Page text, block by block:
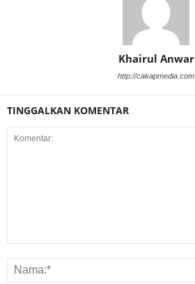
Khairul Anwar
http://cakapmedia.com
TINGGALKAN KOMENTAR